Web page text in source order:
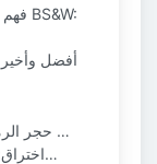
حجر الرمال البيريا: معيار في …
اختراق: عندما يلتقي الفيضان ب…